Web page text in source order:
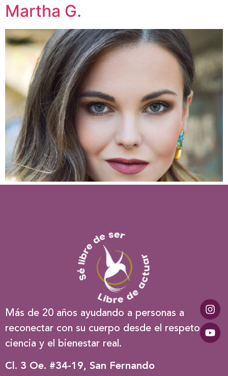
Martha G.
Más de 20 años ayudando a personas a
reconectar con su cuerpo desde el respeto, la
ciencia y el bienestar real.
Cl. 3 Oe. #34-19, San Fernando